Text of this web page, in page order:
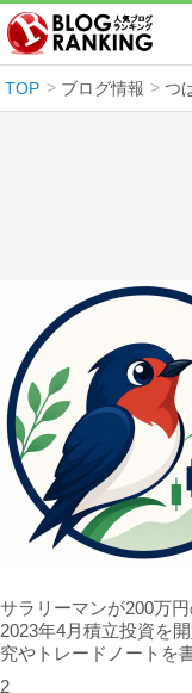
TOP ブログ情報 つ
サラリーマンが200万
2023年4月積立投資を
究やトレードノートを
2